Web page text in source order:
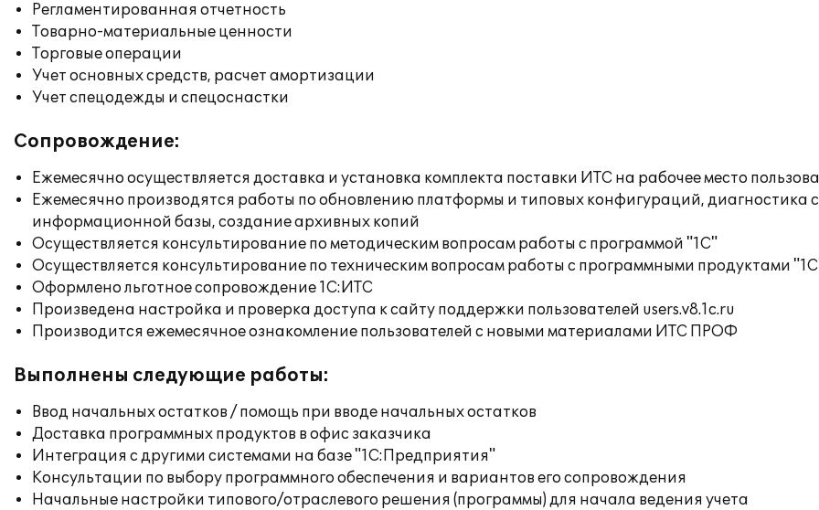
Регламентированная отчетность
Товарно-материальные ценности
Торговые операции
Учет основных средств, расчет амортизации
Учет спецодежды и спецоснастки
Сопровождение:
Ежемесячно осуществляется доставка и установка комплекта поставки ИТС на рабочее место
Ежемесячно производятся работы по обновлению платформы и типовых конфигураций, диагностика
информационной базы, создание архивных копий
Осуществляется консультирование по методическим вопросам работы с программой "1С"
Осуществляется консультирование по техническим вопросам работы с программными продуктами
Оформлено льготное сопровождение 1С:ИТС
Произведена настройка и проверка доступа к сайту поддержки пользователей users.v8.1c.ru
Производится ежемесячное ознакомление пользователей с новыми материалами ИТС ПРОФ
Выполнены следующие работы:
Ввод начальных остатков / помощь при вводе начальных остатков
Доставка программных продуктов в офис заказчика
Интеграция с другими системами на базе "1С:Предприятия"
Консультации по выбору программного обеспечения и вариантов его сопровождения
Начальные настройки типового/отраслевого решения (программы) для начала ведения учета